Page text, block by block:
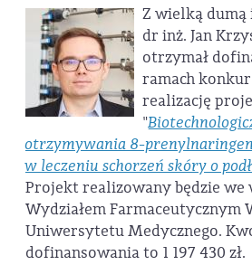
Z wielką
dr inż. Jan
otrzymał
ramach
realizację
"
otrzymywania 8-
w leczeniu schorzeń skóry o
Projekt realizowany będzie we
Wydziałem Farmaceutycznym
Uniwersytetu Medycznego.
dofinansowania to 1 197 430 zł.